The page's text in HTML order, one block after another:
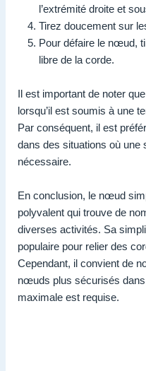
l’extrémité droite et
Tirez doucement sur
Pour défaire le nœud,
libre de la corde.
Il est important de noter
lorsqu’il est soumis à une
Par conséquent, il est
dans des situations où une
nécessaire.
En conclusion, le nœud
polyvalent qui trouve de
diverses activités. Sa
populaire pour relier des
Cependant, il convient de
nœuds plus sécurisés
maximale est requise.